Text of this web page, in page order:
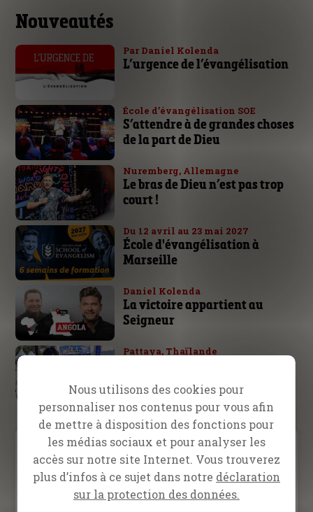
Nouveautés
Par Daniel Kolenda
L’urgence de l’évangélisation
École d’évangélisation SOE
S’attendre à de grandes choses
de la part de Dieu
Nuremberg, Allemagne
Le bras de Dieu n’est pas trop
court !
Du 12 avril au 23 mai 2027
École d'évangélisation à
Marseille
Daniel Kolenda
La victoire appartient au
Seigneur
Pattaya, Thaïlande
Video Menu
Inspiration Prédication Témoignage
Nous utilisons des cookies pour
personnaliser nos contenus pour vous afin
de mettre à disposition des fonctions pour
les médias sociaux et pour analyser les
accès sur notre site Internet. Vous trouverez
plus d’infos à ce sujet dans notre déclaration
sur la protection des données.